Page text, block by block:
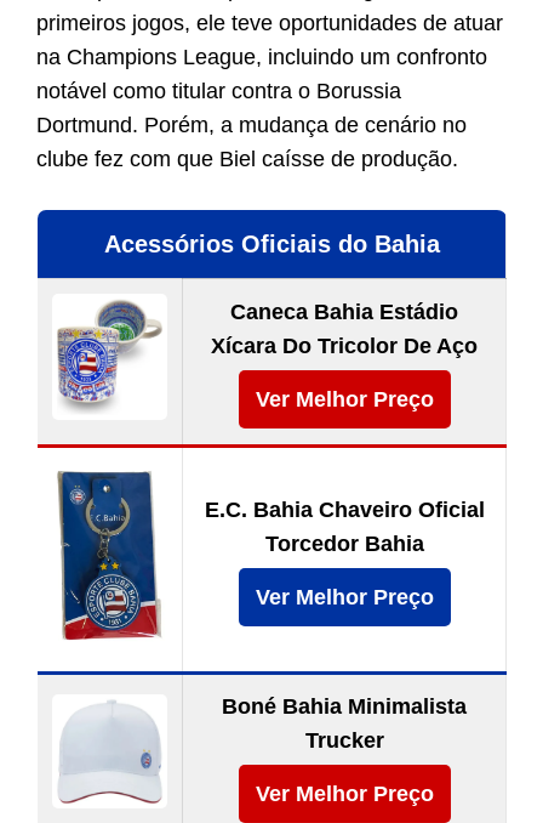
primeiros jogos, ele teve oportunidades de atuar
na Champions League, incluindo um confronto
notável como titular contra o Borussia
Dortmund. Porém, a mudança de cenário no
clube fez com que Biel caísse de produção.
Acessórios Oficiais do Bahia
Caneca Bahia Estádio
Xícara Do Tricolor De Aço
Ver Melhor Preço
E.C. Bahia Chaveiro Oficial
Torcedor Bahia
Ver Melhor Preço
Boné Bahia Minimalista
Trucker
Ver Melhor Preço